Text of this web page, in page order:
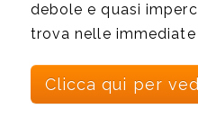
debole e quasi
trova nelle
Clicca qui per